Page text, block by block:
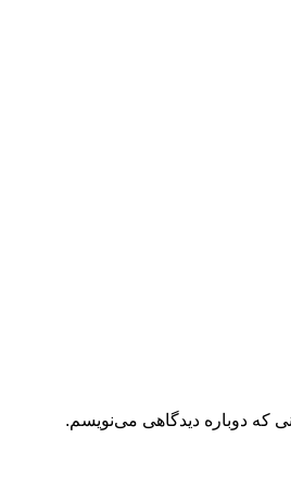
که دوباره دیدگاهی می‌نویسم.